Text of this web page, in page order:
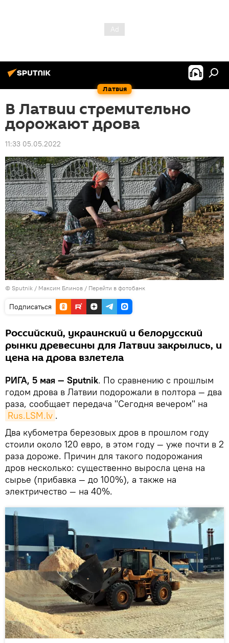
Латвия
В Латвии стремительно
дорожают дрова
11:33 05.05.2022
© Sputnik / Максим Блинов / Перейти в фотобанк
Подписаться
Российский, украинский и белорусский
рынки древесины для Латвии закрылись, и
цена на дрова взлетела
РИГА, 5 мая — Sputnik. По сравнению с прошлым
годом дрова в Латвии подорожали в полтора — два
раза, сообщает передача "Сегодня вечером" на
Rus.LSM.lv .
Два кубометра березовых дров в прошлом году
стоили около 120 евро, в этом году — уже почти в 2
раза дороже. Причин для такого подорожания
дров несколько: существенно выросла цена на
сырье (прибавка — до 100%), а также на
электричество — на 40%.